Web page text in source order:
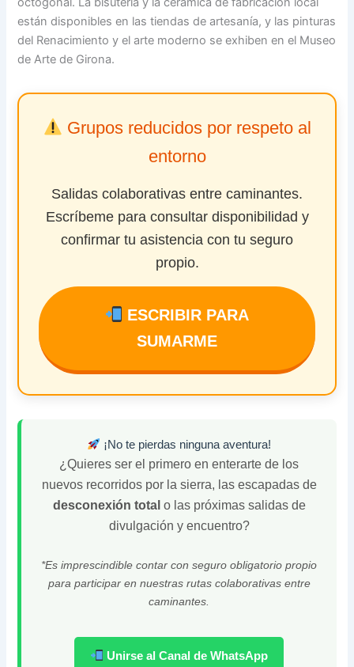
están disponibles en las tiendas de artesanía, y las pinturas
del Renacimiento y el arte moderno se exhiben en el Museo
de Arte de Girona.
Grupos reducidos por respeto al
entorno
Salidas colaborativas entre caminantes.
Escríbeme para consultar disponibilidad y
confirmar tu asistencia con tu seguro
propio.
ESCRIBIR PARA
SUMARME
¡No te pierdas ninguna aventura!
¿Quieres ser el primero en enterarte de los
nuevos recorridos por la sierra, las escapadas de
desconexión total o las próximas salidas de
divulgación y encuentro?
*Es imprescindible contar con seguro obligatorio propio
para participar en nuestras rutas colaborativas entre
caminantes.
Unirse al Canal de WhatsApp